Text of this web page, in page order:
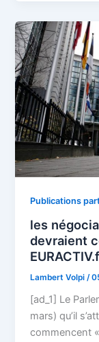
Publications
les
devraient
Lambert Volpi /
[ad_1] Le
mars) qu’il
commencent